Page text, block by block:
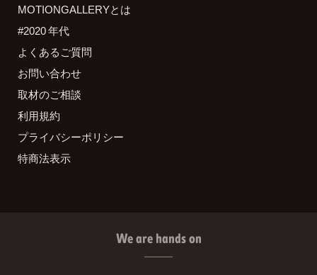
MOTIONGALLERYとは
#2020 年代
よくあるご質問
お問い合わせ
取材のご相談
利用規約
プライバシーポリシー
特商法表示
We are hands on